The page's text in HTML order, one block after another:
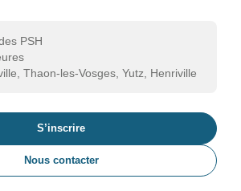
PSH
Thaon-les-Vosges, Yutz, Henriville
S’inscrire
Nous contacter